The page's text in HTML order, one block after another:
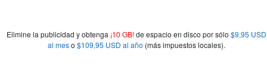
Elimine la publicidad y obtenga ¡10 GB!de espacio en disco por sólo $9,95 USD
al meso $109,95 USD al año (más impuestos locales).